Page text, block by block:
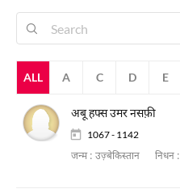
ALL A C D E
अबू हफ्स उमर नसफ़ी
1067 - 1142
जन्म : उज़्बेकिस्तान निधन :